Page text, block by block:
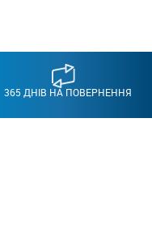
365 ДНІВ НА ПОВЕРНЕННЯ